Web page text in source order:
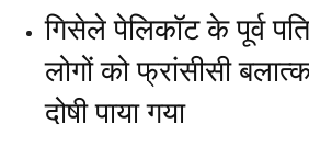
गिसेले पेलिकॉट के पूर्व
लोगों को फ्रांसीसी
दोषी पाया गया